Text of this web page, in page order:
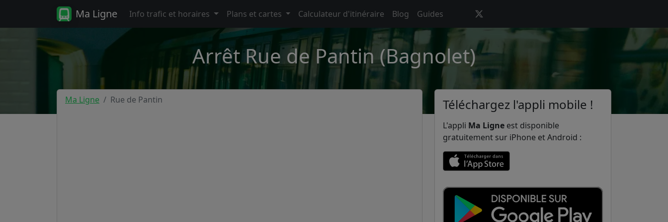
Ma Ligne Info trafic et horaires Plans et cartes Calculateur d'itinéraire Blog Guides
Arrêt Rue de Pantin (Bagnolet)
Ma Ligne Rue de Pantin Téléchargez l'appli mobile !
L'appli Ma Ligne est disponible
gratuitement sur iPhone et Android :